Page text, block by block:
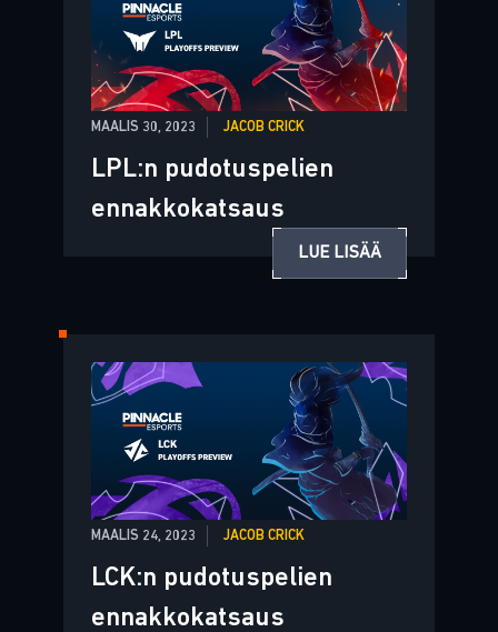
MAALIS 30, 2023 JACOB CRICK
LPL:n pudotuspelien
ennakkokatsaus
LUE LISÄÄ
MAALIS 24, 2023 JACOB CRICK
LCK:n pudotuspelien
ennakkokatsaus